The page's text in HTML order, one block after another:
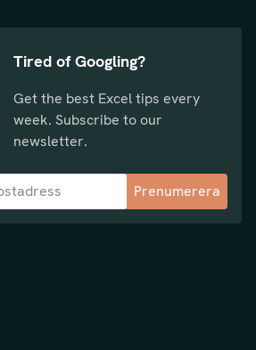
Tired of Googling?
Get the best Excel tips every
week. Subscribe to our
newsletter.
Prenumerera